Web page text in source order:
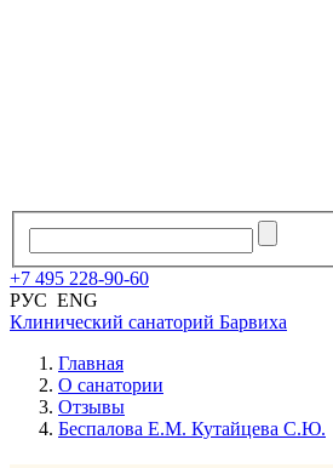
+7 495 228-90-60
РУС ENG
Клинический санаторий Барвиха
Главная
О санатории
Отзывы
Беспалова Е.М. Кутайцева С.Ю.